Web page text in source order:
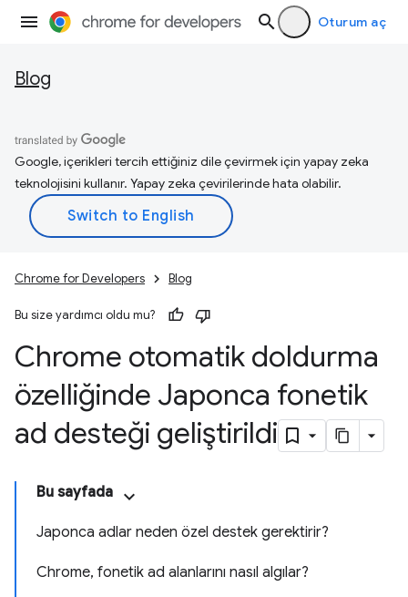
Oturum aç
Blog
Google, içerikleri tercih ettiğiniz dile çevirmek için yapay zeka
teknolojisini kullanır. Yapay zeka çevirilerinde hata olabilir.
Chrome for Developers Blog
Bu size yardımcı oldu mu?
Chrome otomatik doldurma
özelliğinde Japonca fonetik
ad desteği geliştirildi
Bu sayfada
Japonca adlar neden özel destek gerektirir?
Chrome, fonetik ad alanlarını nasıl algılar?